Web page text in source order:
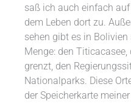
saß ich auch einfach
dem Leben dort zu.
sehen gibt es in
Menge: den
grenzt, den
Nationalparks. Diese
der Speicherkarte